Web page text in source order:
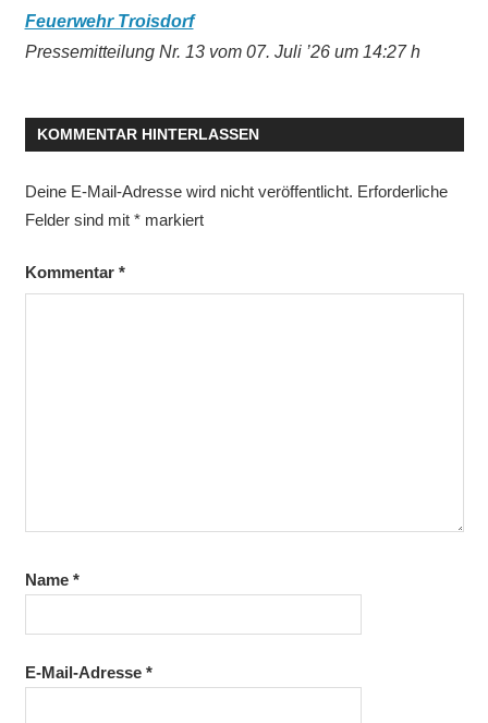
Feuerwehr Troisdorf
Pressemitteilung Nr. 13 vom 07. Juli ’26 um 14:27 h
KOMMENTAR HINTERLASSEN
Deine E-Mail-Adresse wird nicht veröffentlicht. Erforderliche
Felder sind mit *markiert
Kommentar *
Name *
E-Mail-Adresse *